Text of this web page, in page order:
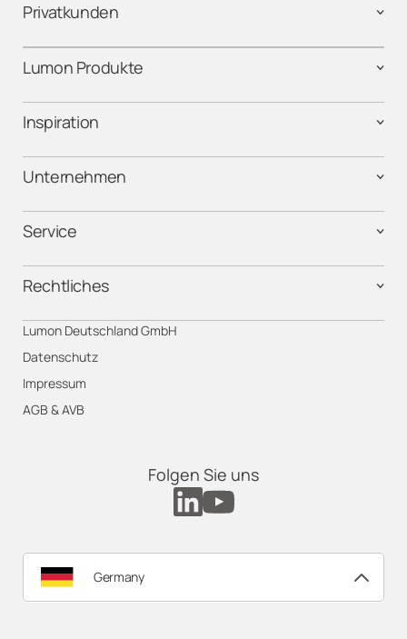
Privatkunden
Lumon Produkte
Inspiration
Unternehmen
Service
Rechtliches
Lumon Deutschland GmbH
Datenschutz
Impressum
AGB & AVB
Folgen Sie uns
Germany